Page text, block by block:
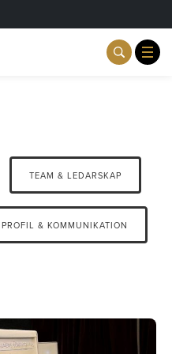
TEAM & LEDARSKAP
PROFIL & KOMMUNIKATION